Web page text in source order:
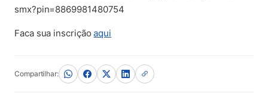
smx?pin=8869981480754
Faca sua inscriçãoaqui
Compartilhar: